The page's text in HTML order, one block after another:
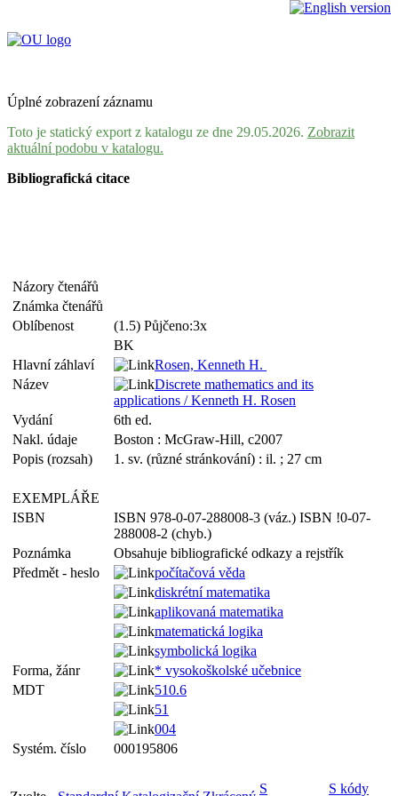
Úplné zobrazení záznamu
Toto je statický export z katalogu ze dne 29.05.2026. Zobrazit
aktuální podobu v katalogu.
Bibliografická citace
Názory čtenářů
Známka čtenářů
Oblíbenost
(1.5) Půjčeno:3x
BK
Hlavní záhlaví
Rosen, Kenneth H.
Název
Discrete mathematics and its
applications / Kenneth H. Rosen
Vydání
6th ed.
Nakl. údaje
Boston : McGraw-Hill, c2007
Popis (rozsah)
1. sv. (různé stránkování) : il. ; 27 cm
EXEMPLÁŘE
ISBN
ISBN 978-0-07-288008-3 (váz.) ISBN !0-07-
288008-2 (chyb.)
Poznámka
Obsahuje bibliografické odkazy a rejstřík
Předmět - heslo
počítačová věda
diskrétní matematika
aplikovaná matematika
matematická logika
symbolická logika
Forma, žánr
* vysokoškolské učebnice
MDT
510.6
51
004
Systém. číslo
000195806
S S kódy